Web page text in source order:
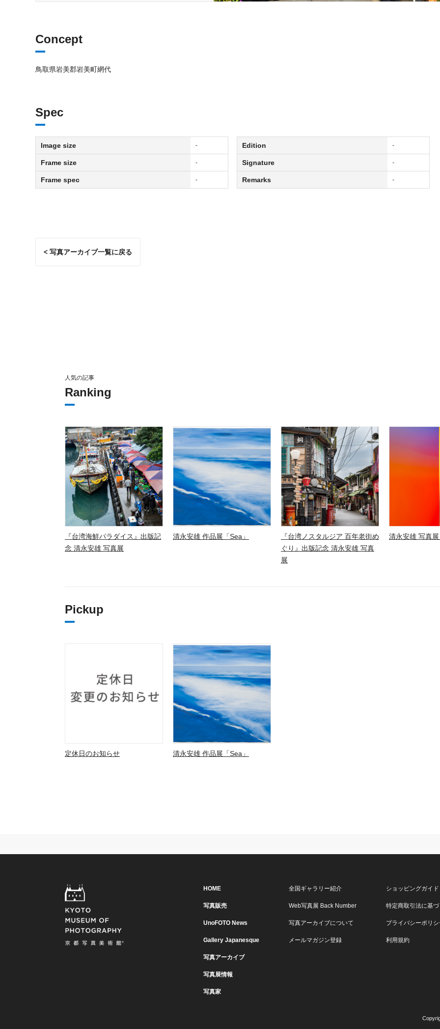
Concept
鳥取県岩美郡岩美町網代
Spec
Image size -
Frame size -
Frame spec -
Edition -
Signature -
Remarks -
< 写真アーカイブ一覧に戻る
人気の記事
Ranking
『台湾海鮮パラダイス』出版記
念 清永安雄 写真展
清永安雄 作品展「Sea」
『台湾ノスタルジア 百年老街め
ぐり』出版記念 清永安雄 写真
展
清永安雄 写真
Pickup
定休日のお知らせ 清永安雄 作品展「Sea」
HOME
写真販売
UnoFOTO News
Gallery Japanesque
写真アーカイブ
写真展情報
写真家
全国ギャラリー紹介
Web写真展 Back Number
写真アーカイブについて
メールマガジン登録
ショッピングガイド
特定商取引法に基
プライバシーポリ
利用規約